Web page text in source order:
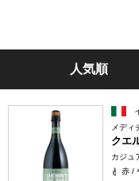
人気順
メディ
クエ
カジュ
赤 /